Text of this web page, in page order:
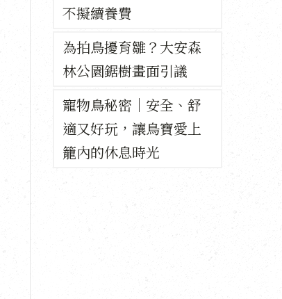
不擬續養費
為拍鳥擾育雛？大安森
林公園鋸樹畫面引議
寵物鳥秘密｜安全、舒
適又好玩，讓鳥寶愛上
籠內的休息時光